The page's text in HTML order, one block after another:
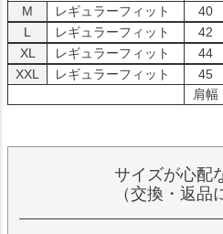
M
レギュラーフィット 40
L
レギュラーフィット 42
XL
レギュラーフィット 44
XXL
レギュラーフィット 45
肩幅
サイズが心配
（交換・返品